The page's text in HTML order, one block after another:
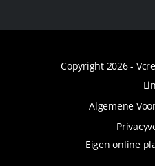
Copyright 2026 -
Algemene
Eigen online